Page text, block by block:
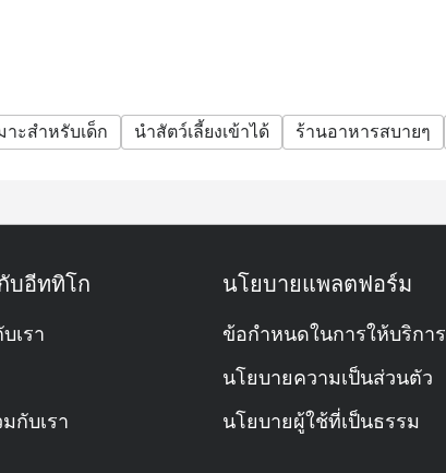
าะสำหรับเด็ก นำสัตว์เลี้ยงเข้าได้ ร้านอาหารสบายๆ
บอีททิโก
เรา
กับเรา
นโยบายแพลตฟอร์ม
ข้อกำหนดในการให้บริการ
นโยบายความเป็นส่วนตัว
นโยบายผู้ใช้ที่เป็นธรรม